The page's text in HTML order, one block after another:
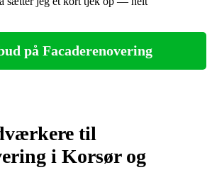
på Facaderenovering
til
i Korsør og